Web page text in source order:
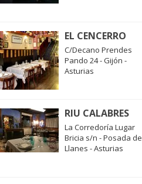
EL CENCERRO
C/Decano Prendes
Pando 24 - Gijón -
Asturias
RIU CALABRES
La Corredoría Lugar
Bricia s/n - Posada de
Llanes - Asturias